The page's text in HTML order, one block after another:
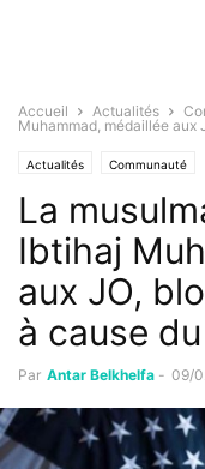
Accueil Actualités
Muhammad, médaillée aux
Actualités Communauté
La
Ibtihaj
aux JO,
à cause
Par Antar Belkhelfa - 09/